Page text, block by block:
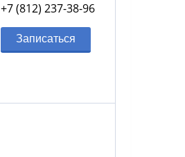
+7 (812) 237-38-96
Записаться